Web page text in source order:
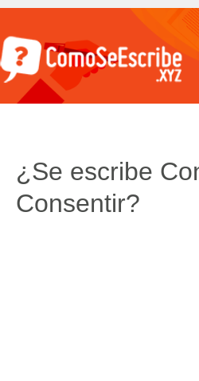
¿Se escribe
Consentir?